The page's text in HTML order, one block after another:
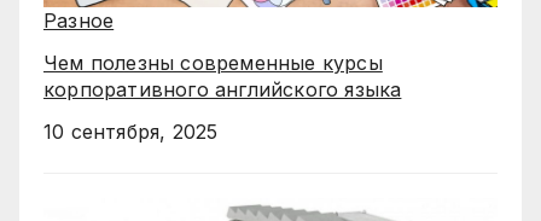
Разное
Чем полезны современные курсы
корпоративного английского языка
10 сентября, 2025